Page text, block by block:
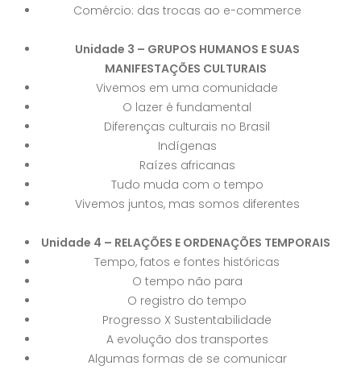
Comércio: das trocas ao e-commerce
Unidade 3 – GRUPOS HUMANOS E SUAS
MANIFESTAÇÕES CULTURAIS
Vivemos em uma comunidade
O lazer é fundamental
Diferenças culturais no Brasil
Indígenas
Raízes africanas
Tudo muda com o tempo
Vivemos juntos, mas somos diferentes
Unidade 4 – RELAÇÕES E ORDENAÇÕES TEMPORAIS
Tempo, fatos e fontes históricas
O tempo não para
O registro do tempo
Progresso X Sustentabilidade
A evolução dos transportes
Algumas formas de se comunicar